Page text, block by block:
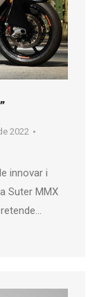
2022
innovar i
Suter MMX